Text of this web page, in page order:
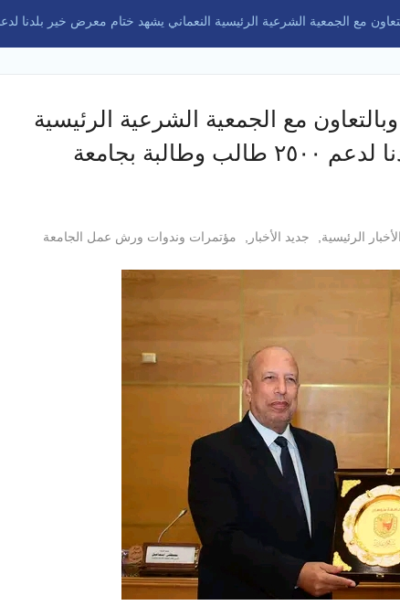
الرئيسية النعماني يشهد ختام معرض خير بلدنا لدعم ٢٥٠٠ طالب وطالبة بجامعة سوهاج بتكلفة ١٥ مليون
مع الجمعية الشرعية الرئيسية
النعماني يشهد ختام معرض خير بلدنا لدعم ٢٥٠٠ طالب وطالبة بجامعة
الأخبار الرئيسية جديد الأخبار مؤتمرات وندوات ورش عمل الجامعة